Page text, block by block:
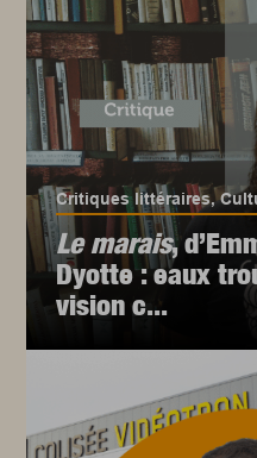
Critiques littéraires,
Le marais,
Dyotte : eaux
vision c...